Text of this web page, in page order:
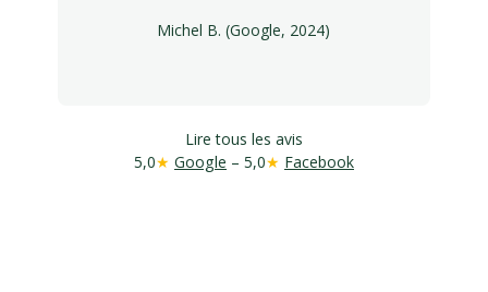
Michel B. (Google, 2024)
Lire tous les avis
5,0★ Google – 5,0★ Facebook